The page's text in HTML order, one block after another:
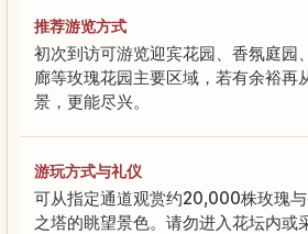
推荐游览方式
初次到访可游览迎宾花园、香氛庭园
廊等玫瑰花园主要区域，若有余裕再
景，更能尽兴。
游玩方式与礼仪
可从指定通道观赏约20,000株玫瑰
之塔的眺望景色。请勿进入花坛内或